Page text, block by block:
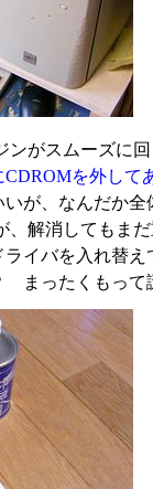
がスムーズに
を外して
が、なんだか全
、解消してもま
イバを入れ替え
ったくもって